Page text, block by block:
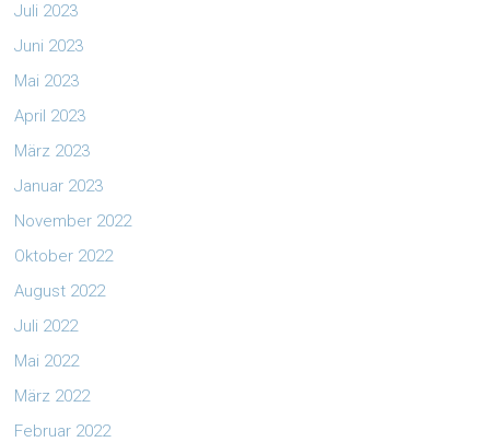
Juli 2023
Juni 2023
Mai 2023
April 2023
März 2023
Januar 2023
November 2022
Oktober 2022
August 2022
Juli 2022
Mai 2022
März 2022
Februar 2022